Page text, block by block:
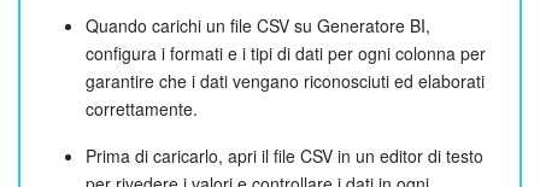
Quando carichi un file CSV su Generatore BI,
configura i formati e i tipi di dati per ogni colonna per
garantire che i dati vengano riconosciuti ed elaborati
correttamente.
Prima di caricarlo, apri il file CSV in un editor di testo